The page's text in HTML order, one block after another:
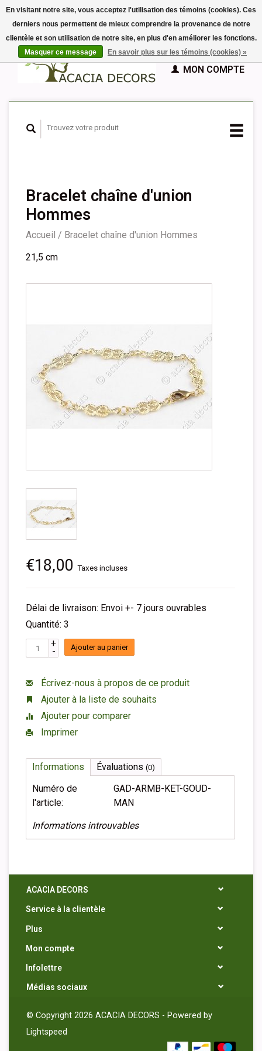
EUR
GBPFrançais
Nederlands
Español
PANIER (€0,00)
MON COMPTE
Bracelet chaîne d'union
Hommes
Accueil / Bracelet chaîne d'union Hommes
21,5 cm
€18,00 Taxes incluses
Délai de livraison: Envoi +- 7 jours ouvrables
Quantité: 3
+
- Ajouter au panier
Écrivez-nous à propos de ce produit
Ajouter à la liste de souhaits
Ajouter pour comparer
Imprimer
Informations Évaluations (0)
Numéro de
l'article:
GAD-ARMB-KET-GOUD-
MAN
Informations introuvables
ACACIA DECORS
Service à la clientèle
Plus
Mon compte
Infolettre
Médias sociaux
© Copyright 2026 ACACIA DECORS - Powered by
Lightspeed
En visitant notre site, vous acceptez l'utilisation des témoins (cookies). Ces
derniers nous permettent de mieux comprendre la provenance de notre
clientèle et son utilisation de notre site, en plus d'en améliorer les fonctions.
Masquer ce message
En savoir plus sur les témoins (cookies) »